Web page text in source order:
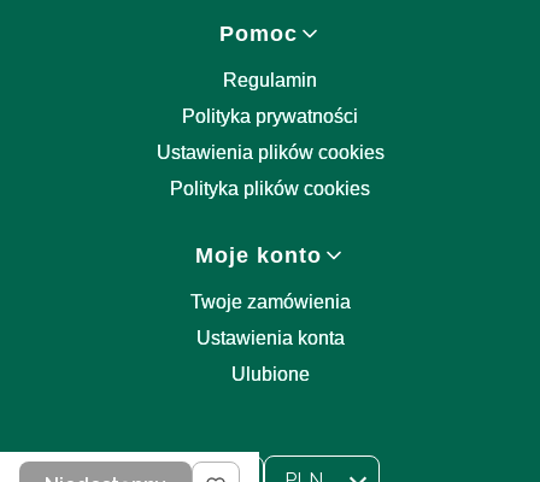
Pomoc
Regulamin
Polityka prywatności
Ustawienia plików cookies
Polityka plików cookies
Moje konto
Twoje zamówienia
Ustawienia konta
Ulubione